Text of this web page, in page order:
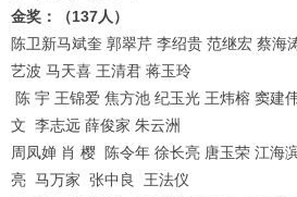
金奖：（137人）
陈卫新马斌奎 郭翠芹 李绍贵 范继宏 蔡海
艺波 马天喜 王清君 蒋玉玲
陈 宇 王锦爱 焦方池 纪玉光 王炜榕 窦建
文 李志远 薛俊家 朱云洲
周凤婵 肖 樱 陈令年 徐长亮 唐玉荣 江海
亮 马万家 张中良 王法仪